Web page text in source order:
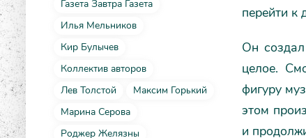
Газета Завтра Газета
Илья Мельников
Кир Булычев
Коллектив авторов
Лев Толстой
Максим Горький
Марина Серова
Роджер Желязны
перейти к
Он
целое.
фигуру
этом
и